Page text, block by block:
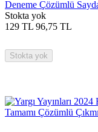
Deneme Çözümlü
Stokta yok
129 TL 96,75 TL
Stokta yok